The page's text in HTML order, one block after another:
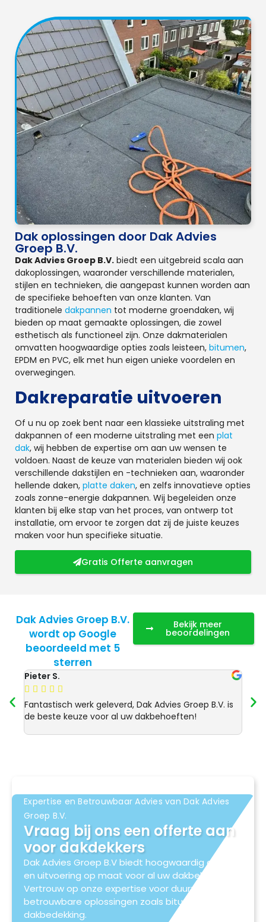
Dak oplossingen door Dak Advies
Groep B.V.
Dak Advies Groep B.V. biedt een uitgebreid scala aan
dakoplossingen, waaronder verschillende materialen,
stijlen en technieken, die aangepast kunnen worden aan
de specifieke behoeften van onze klanten. Van
traditionele dakpannen tot moderne groendaken, wij
bieden op maat gemaakte oplossingen, die zowel
esthetisch als functioneel zijn. Onze dakmaterialen
omvatten hoogwaardige opties zoals leisteen, bitumen,
EPDM en PVC, elk met hun eigen unieke voordelen en
overwegingen.
Dakreparatie uitvoeren
Of u nu op zoek bent naar een klassieke uitstraling met
dakpannen of een moderne uitstraling met een plat
dak, wij hebben de expertise om aan uw wensen te
voldoen. Naast de keuze van materialen bieden wij ook
verschillende dakstijlen en -technieken aan, waaronder
hellende daken, platte daken, en zelfs innovatieve opties
zoals zonne-energie dakpannen. Wij begeleiden onze
klanten bij elke stap van het proces, van ontwerp tot
installatie, om ervoor te zorgen dat zij de juiste keuzes
maken voor hun specifieke situatie.
Gratis Offerte aanvragen
Dak Advies Groep B.V.
wordt op Google
beoordeeld met 5
sterren
Bekijk meer
beoordelingen
Pieter S.
    
Fantastisch werk geleverd, Dak Advies Groep B.V. is
de beste keuze voor al uw dakbehoeften!
Expertise en Betrouwbaar Advies van Dak Advies
Groep B.V.
Vraag bij ons een offerte aan
voor dakdekkers
Dak Advies Groep B.V biedt hoogwaardig advies
en uitvoering op maat voor al uw dakbehoeften.
Vertrouw op onze expertise voor duurzame en
betrouwbare oplossingen zoals bitumen
dakbedekking.